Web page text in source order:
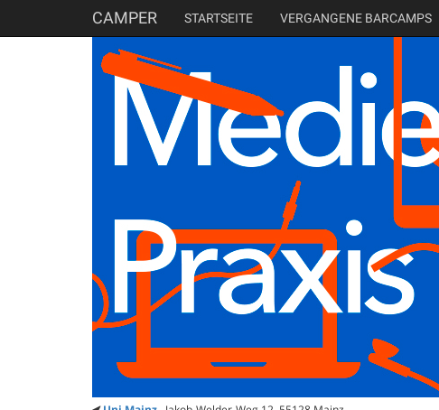
CAMPER STARTSEITE VERGANGENE BARCAMPS